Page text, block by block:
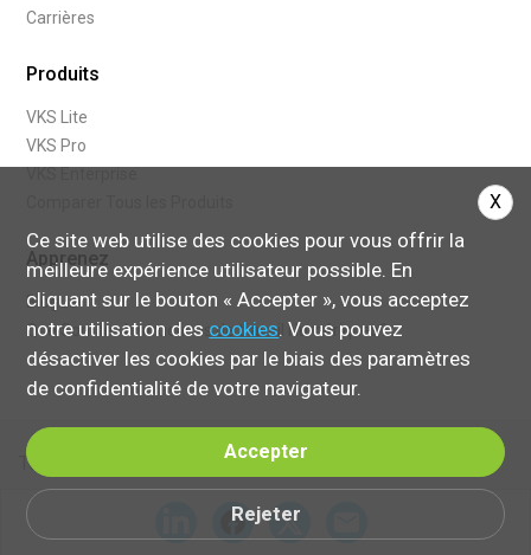
Ce site web utilise des cookies pour vous offrir la
meilleure expérience utilisateur possible. En
cliquant sur le bouton « Accepter », vous acceptez
notre utilisation des cookies. Vous pouvez
désactiver les cookies par le biais des paramètres
de confidentialité de votre navigateur.
Accepter
Rejeter
X
Carrières
Produits
VKS Lite
VKS Pro
Apprenez
Blogue
Que Sont les Instructions de travail Numériques?
Terms of Service
© 2024 Visual Knowledge Share, Ltd